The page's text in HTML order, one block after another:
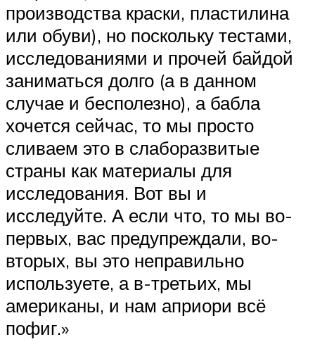
производства краски, пластилина
или обуви), но поскольку тестами,
исследованиями и прочей байдой
заниматься долго (а в данном
случае и бесполезно), а бабла
хочется сейчас, то мы просто
сливаем это в слаборазвитые
страны как материалы для
исследования. Вот вы и
исследуйте. А если что, то мы во-
первых, вас предупреждали, во-
вторых, вы это неправильно
используете, а в-третьих, мы
американы, и нам априори всё
пофиг.»